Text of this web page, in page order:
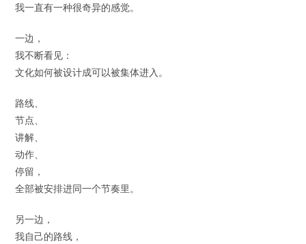
我一直有一种很奇异的感觉。
一边，
我不断看见：
文化如何被设计成可以被集体进入。
路线、
节点、
讲解、
动作、
停留，
全部被安排进同一个节奏里。
另一边，
我自己的路线，